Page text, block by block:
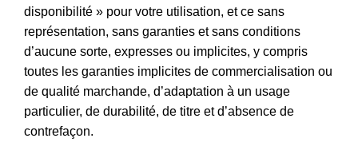
disponibilité » pour votre utilisation, et ce sans
représentation, sans garanties et sans conditions
d’aucune sorte, expresses ou implicites, y compris
toutes les garanties implicites de commercialisation ou
de qualité marchande, d’adaptation à un usage
particulier, de durabilité, de titre et d’absence de
contrefaçon.